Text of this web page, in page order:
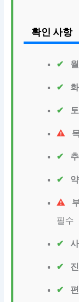
확인 사항
필수